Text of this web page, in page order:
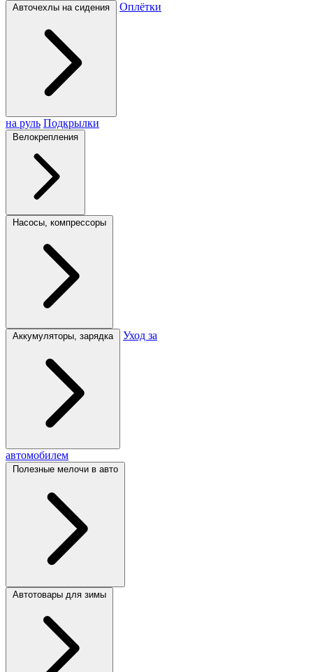
Авточехлы на сидения Оплётки
на руль Подкрылки
Велокрепления
Насосы, компрессоры
Аккумуляторы, зарядка Уход за
автомобилем
Полезные мелочи в авто
Автотовары для зимы